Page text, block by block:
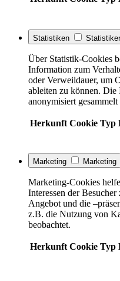
Statistiken
Über Statistik-Cookies
Information zum
oder Verweildauer, um
ableiten zu können. Die
anonymisiert
Herkunft Cookie Typ
Marketing Marketing
Marketing-Cookies
Interessen der
Angebot und die
z.B. die Nutzung von
beobachtet.
Herkunft Cookie Typ